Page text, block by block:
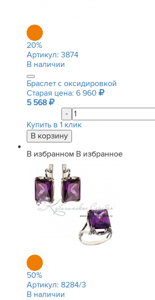
20%
Артикул: 3874
В наличии
Браслет с оксидировкой
Старая цена: 6 960
5 568
-
Купить в 1 клик
В избранном В избранное
50%
Артикул: 8284/3
В наличии